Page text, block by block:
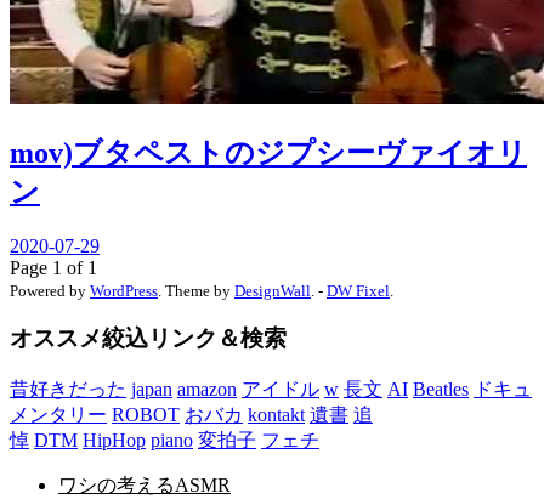
mov)ブタペストのジプシーヴァイオリ
ン
2020-07-29
Page 1 of 1
Powered by WordPress . Theme by DesignWall . - DW Fixel
オススメ絞込リンク＆検索
昔好きだった japan amazon アイドル w 長文 AI Beatles ドキュ
メンタリー ROBOT おバカ kontakt 遺書 追
悼 DTM HipHop piano 変拍子 フェチ
ワシの考えるASMR